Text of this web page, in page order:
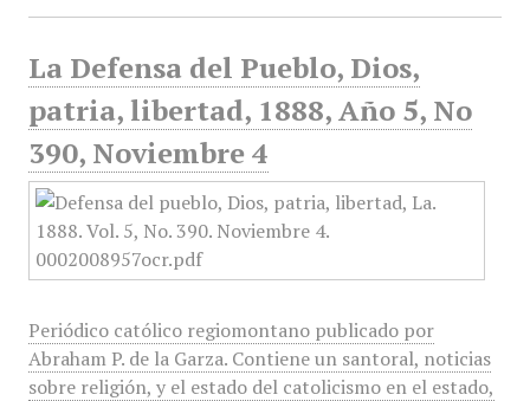
La Defensa del Pueblo, Dios,
patria, libertad, 1888, Año 5, No
390, Noviembre 4
Periódico católico regiomontano publicado por
Abraham P. de la Garza. Contiene un santoral, noticias
sobre religión, y el estado del catolicismo en el estado,